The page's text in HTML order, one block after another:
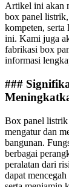
Artikel ini akan
box panel
kompeten, serta
ini. Kami juga
fabrikasi box
informasi
###
Box panel listrik
mengatur dan
bangunan.
berbagai
peralatan dari
dapat